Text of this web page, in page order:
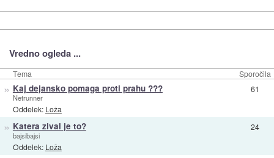
Vredno ogleda ...
Tema Sporočila
» Kaj dejansko pomaga proti prahu ???
Netrunner
Oddelek: Loža
61
» Katera zival je to?
bajsibajsi
Oddelek: Loža
24